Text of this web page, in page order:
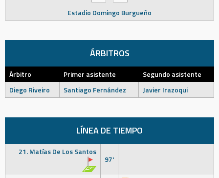
Estadio Domingo Burgueño
ÁRBITROS
Árbitro Primer asistente
Segundo asistente
Diego Riveiro
Santiago Fernández Javier Irazoqui
LÍNEA DE TIEMPO
21. Matías De Los Santos
97'